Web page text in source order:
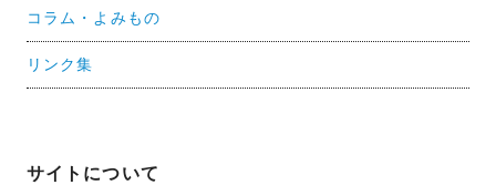
コラム・よみもの
リンク集
サイトについて